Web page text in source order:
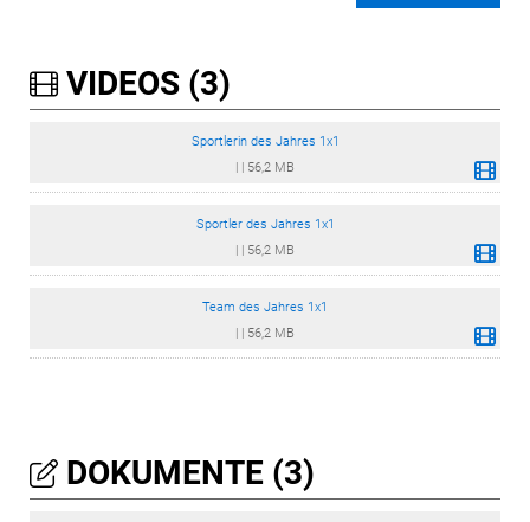
VIDEOS (3)
Sportlerin des Jahres 1x1
56,2 MB
Sportler des Jahres 1x1
56,2 MB
Team des Jahres 1x1
56,2 MB
DOKUMENTE (3)